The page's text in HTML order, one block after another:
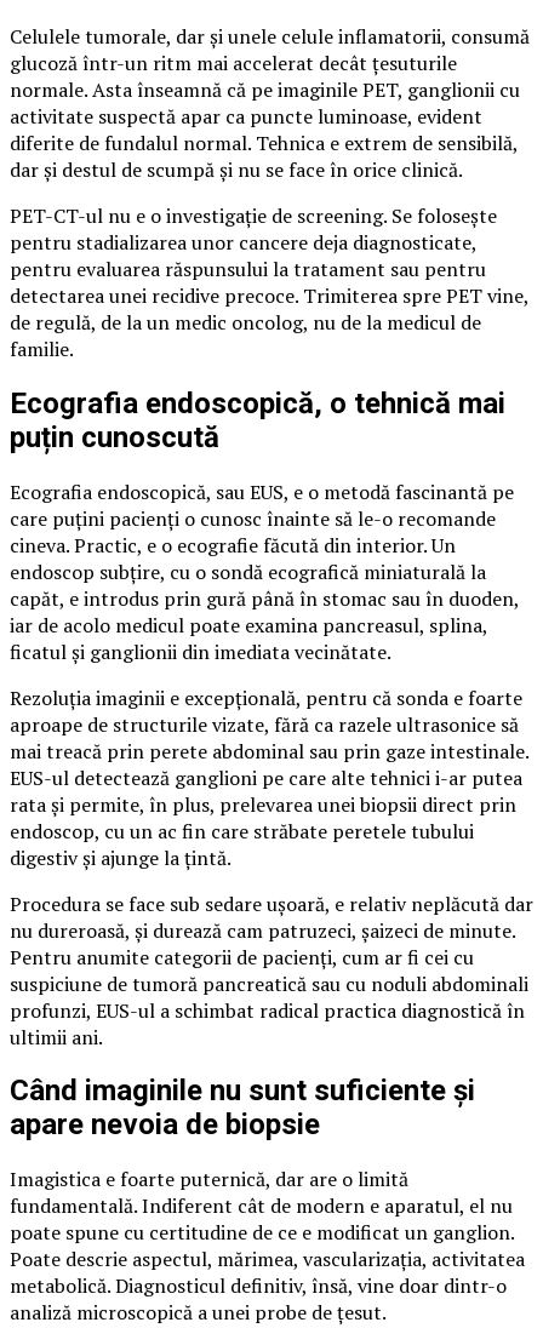
Celulele tumorale, dar și unele celule inflamatorii, consumă
glucoză într-un ritm mai accelerat decât țesuturile
normale. Asta înseamnă că pe imaginile PET, ganglionii cu
activitate suspectă apar ca puncte luminoase, evident
diferite de fundalul normal. Tehnica e extrem de sensibilă,
dar și destul de scumpă și nu se face în orice clinică.
PET-CT-ul nu e o investigație de screening. Se folosește
pentru stadializarea unor cancere deja diagnosticate,
pentru evaluarea răspunsului la tratament sau pentru
detectarea unei recidive precoce. Trimiterea spre PET vine,
de regulă, de la un medic oncolog, nu de la medicul de
familie.
Ecografia endoscopică, o tehnică mai
puțin cunoscută
Ecografia endoscopică, sau EUS, e o metodă fascinantă pe
care puțini pacienți o cunosc înainte să le-o recomande
cineva. Practic, e o ecografie făcută din interior. Un
endoscop subțire, cu o sondă ecografică miniaturală la
capăt, e introdus prin gură până în stomac sau în duoden,
iar de acolo medicul poate examina pancreasul, splina,
ficatul și ganglionii din imediata vecinătate.
Rezoluția imaginii e excepțională, pentru că sonda e foarte
aproape de structurile vizate, fără ca razele ultrasonice să
mai treacă prin perete abdominal sau prin gaze intestinale.
EUS-ul detectează ganglioni pe care alte tehnici i-ar putea
rata și permite, în plus, prelevarea unei biopsii direct prin
endoscop, cu un ac fin care străbate peretele tubului
digestiv și ajunge la țintă.
Procedura se face sub sedare ușoară, e relativ neplăcută dar
nu dureroasă, și durează cam patruzeci, șaizeci de minute.
Pentru anumite categorii de pacienți, cum ar fi cei cu
suspiciune de tumoră pancreatică sau cu noduli abdominali
profunzi, EUS-ul a schimbat radical practica diagnostică în
ultimii ani.
Când imaginile nu sunt suficiente și
apare nevoia de biopsie
Imagistica e foarte puternică, dar are o limită
fundamentală. Indiferent cât de modern e aparatul, el nu
poate spune cu certitudine de ce e modificat un ganglion.
Poate descrie aspectul, mărimea, vascularizația, activitatea
metabolică. Diagnosticul definitiv, însă, vine doar dintr-o
analiză microscopică a unei probe de țesut.